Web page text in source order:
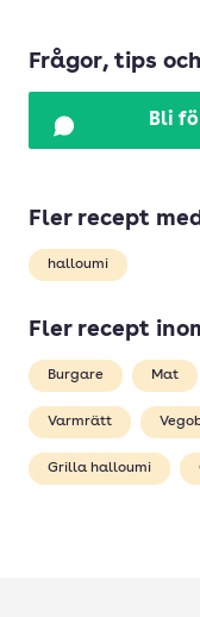
Frågor, tips
Bli
Fler recept
halloumi
Fler recept
Burgare Mat
Varmrätt
Grilla halloumi